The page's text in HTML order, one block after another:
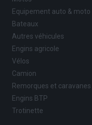
Equipement auto & moto
Bateaux
Autres véhicules
Engins agricole
Vélos
Camion
Remorques et caravanes
Engins BTP
Trotinette